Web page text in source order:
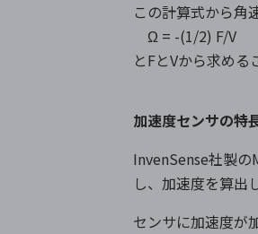
この計算式から角
Ω = -(1/2) F/V
とFとVから求める
加速度センサの特
InvenSense社製
し、加速度を算出
センサに加速度が